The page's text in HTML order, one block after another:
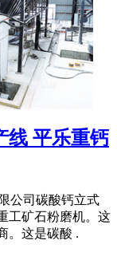
线 平乐重钙
公司碳酸钙立式
工矿石粉磨机。这
。这是碳酸 .